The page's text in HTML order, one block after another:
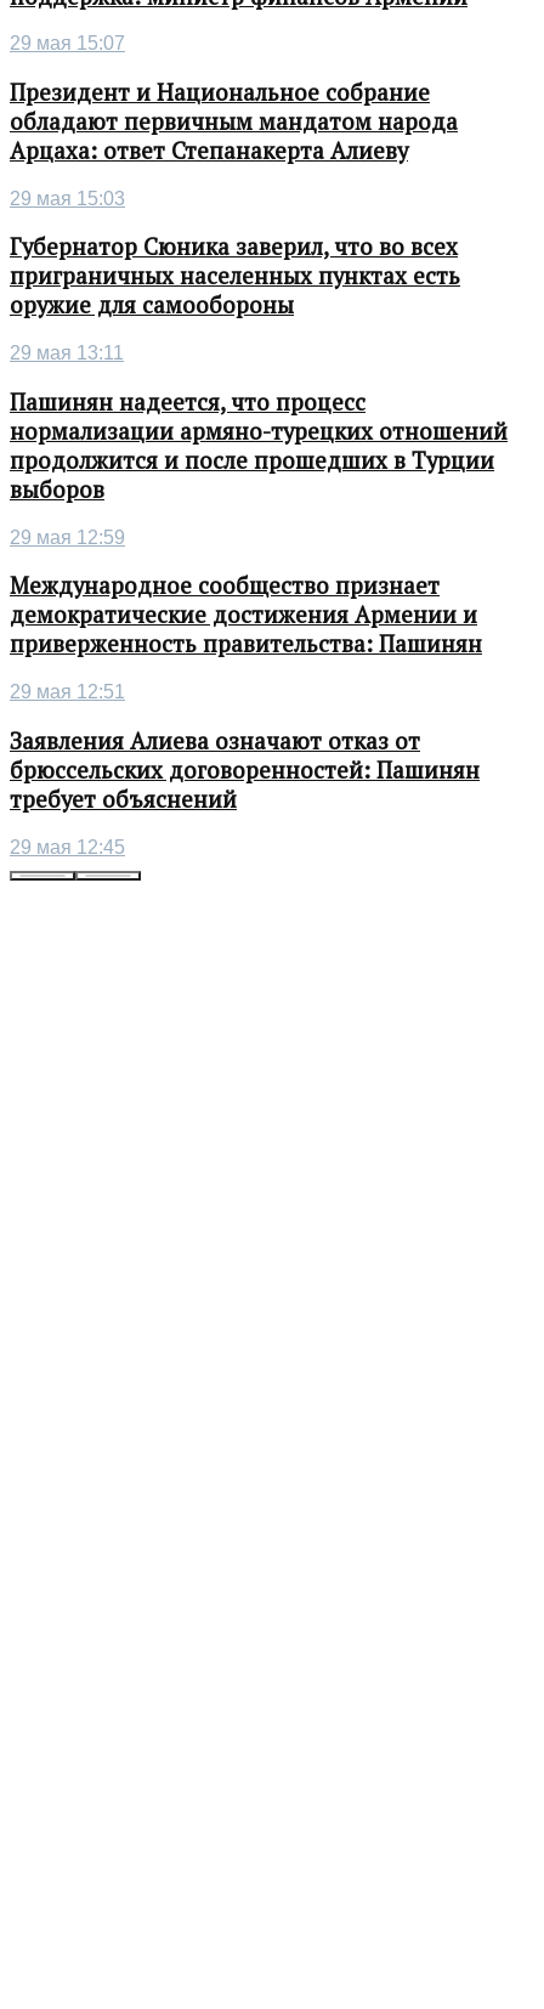
29 мая 15:07
Президент и Национальное собрание
обладают первичным мандатом народа
Арцаха: ответ Степанакерта Алиеву
29 мая 15:03
Губернатор Сюника заверил, что во всех
приграничных населенных пунктах есть
оружие для самообороны
29 мая 13:11
Пашинян надеется, что процесс
нормализации армяно-турецких отношений
продолжится и после прошедших в Турции
выборов
29 мая 12:59
Международное сообщество признает
демократические достижения Армении и
приверженность правительства: Пашинян
29 мая 12:51
Заявления Алиева означают отказ от
брюссельских договоренностей: Пашинян
требует объяснений
29 мая 12:45